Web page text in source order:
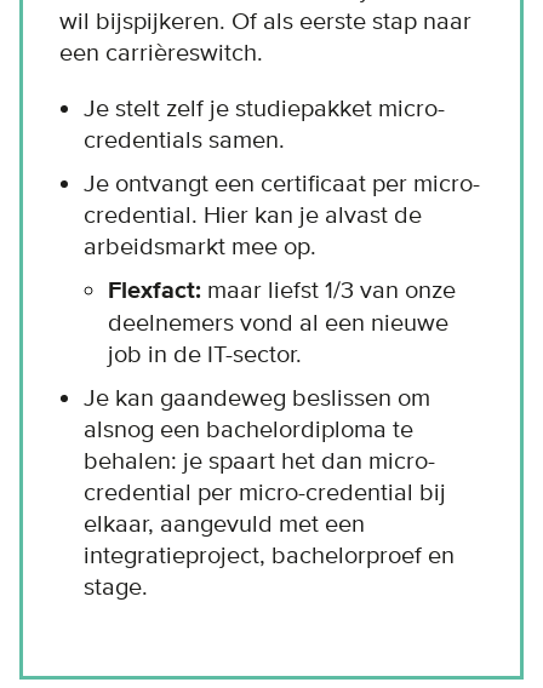
wil bijspijkeren. Of als eerste stap naar
een carrièreswitch.
Je stelt zelf je studiepakket micro-
credentials samen.
Je ontvangt een certificaat per micro-
credential. Hier kan je alvast de
arbeidsmarkt mee op.
Flexfact: maar liefst 1/3 van onze
deelnemers vond al een nieuwe
job in de IT-sector.
Je kan gaandeweg beslissen om
alsnog een bachelordiploma te
behalen: je spaart het dan micro-
credential per micro-credential bij
elkaar, aangevuld met een
integratieproject, bachelorproef en
stage.